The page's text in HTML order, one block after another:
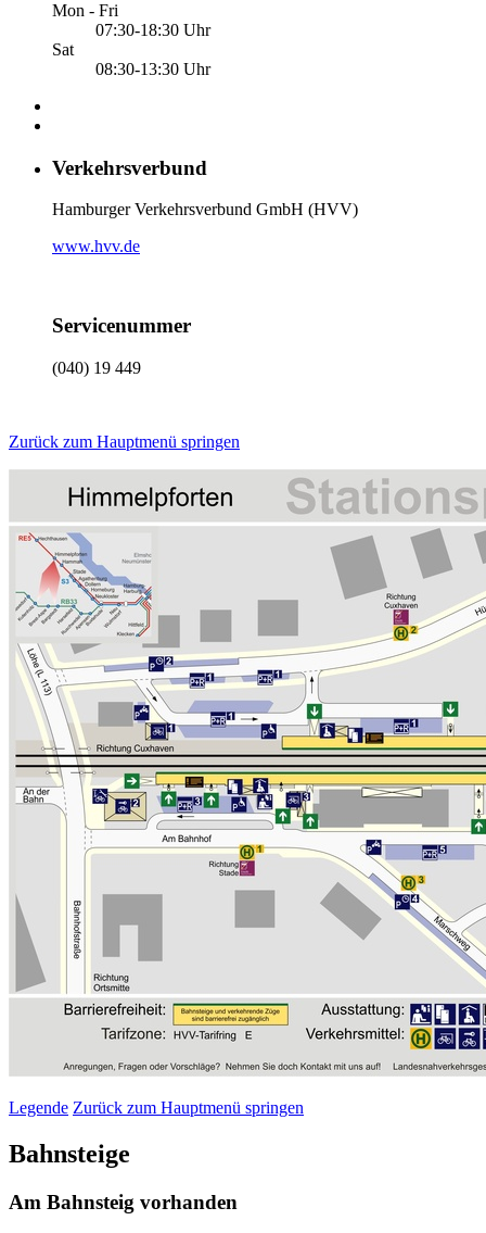
Mon - Fri
07:30-18:30 Uhr
Sat
08:30-13:30 Uhr
Verkehrsverbund
Hamburger Verkehrsverbund GmbH (HVV)
www.hvv.de
Servicenummer
(040) 19 449
Zurück zum Hauptmenü springen
Legende Zurück zum Hauptmenü springen
Bahnsteige
Am Bahnsteig vorhanden